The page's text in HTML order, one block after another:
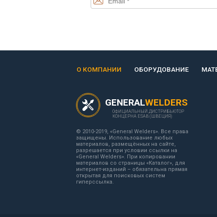
О КОМПАНИИ ОБОРУДОВАНИЕ
GENERALWELDERS
ОФИЦИАЛЬНЫЙ ДИСТРИБЬЮТОР
КОНЦЕРНА ESAB (ШВЕЦИЯ)
© 2010-2019, «General Welders». Все права
защищены. Использование любых
материалов, размещённых на сайте,
разрешается при условии ссылки на
«General Welders». При копировании
материалов со страницы «Каталог», для
интернет-изданий – обязательна прямая
открытая для поисковых систем
гиперссылка.